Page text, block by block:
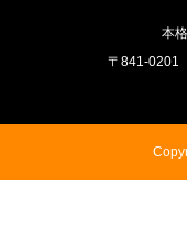
本
〒841-0201